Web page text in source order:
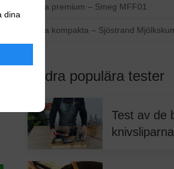
dina
Bästa premium – Smeg MFF01
Bästa kompakta – Sjöstrand
Andra populära tester
Test av de